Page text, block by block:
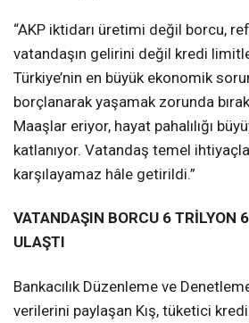
“AKP iktidarı üretimi değil borcu,
vatandaşın gelirini değil kredi
Türkiye’nin en büyük ekonomik
borçlanarak yaşamak zorunda
Maaşlar eriyor, hayat pahalılığı
katlanıyor. Vatandaş temel
karşılayamaz hâle getirildi.”
VATANDAŞIN BORCU 6 TRİLYON
ULAŞTI
Bankacılık Düzenleme ve
verilerini paylaşan Kış, tüketici